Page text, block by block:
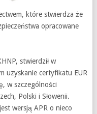
które stwierdza że
opracowane
stwierdził w
uzyskanie certyfikatu EUR
w szczególności
Polski i Słowenii.
wersją APR o nieco